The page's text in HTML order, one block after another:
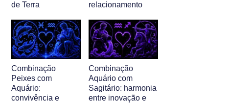
de Terra
relacionamento
Combinação
Peixes com
Aquário:
convivência e
Combinação
Aquário com
Sagitário: harmonia
entre inovação e